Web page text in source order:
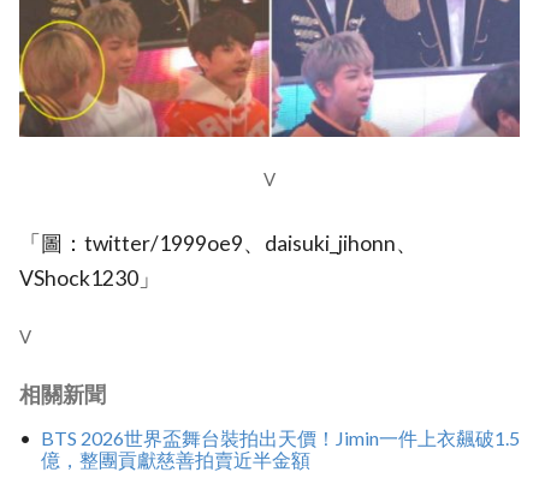
V
「圖：twitter/1999oe9、daisuki_jihonn、
VShock1230」
V
相關新聞
BTS 2026世界盃舞台裝拍出天價！Jimin一件上衣飆破1.5
億，整團貢獻慈善拍賣近半金額